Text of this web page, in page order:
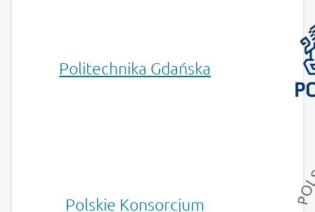
Politechnika Gdańska
Polskie Konsorcjum